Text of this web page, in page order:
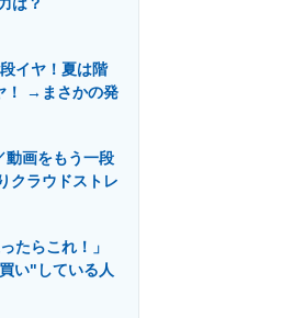
ジーの最前線
イヤ！夏は階
！ →まさかの発
動画をもう一段
クラウドストレ
たらこれ！」
い"している人